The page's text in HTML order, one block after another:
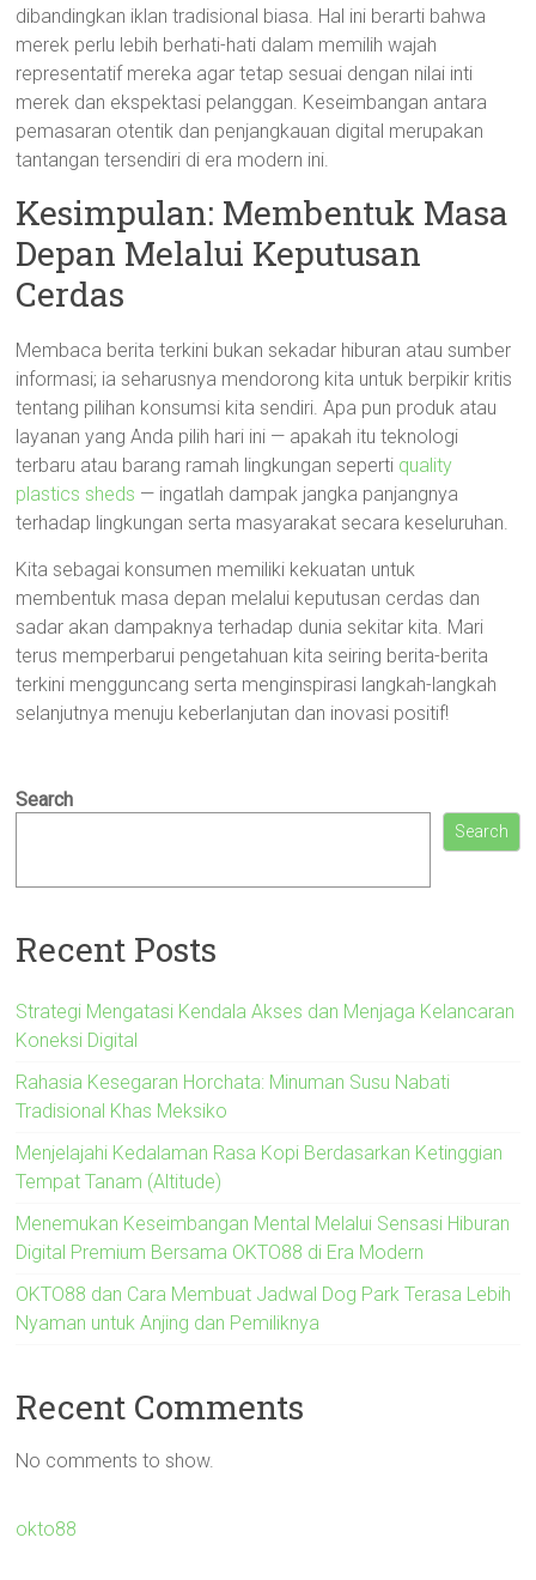
dibandingkan iklan tradisional biasa. Hal ini berarti bahwa
merek perlu lebih berhati-hati dalam memilih wajah
representatif mereka agar tetap sesuai dengan nilai inti
merek dan ekspektasi pelanggan. Keseimbangan antara
pemasaran otentik dan penjangkauan digital merupakan
tantangan tersendiri di era modern ini.
Kesimpulan: Membentuk Masa
Depan Melalui Keputusan
Cerdas
Membaca berita terkini bukan sekadar hiburan atau sumber
informasi; ia seharusnya mendorong kita untuk berpikir kritis
tentang pilihan konsumsi kita sendiri. Apa pun produk atau
layanan yang Anda pilih hari ini — apakah itu teknologi
terbaru atau barang ramah lingkungan seperti quality
plastics sheds — ingatlah dampak jangka panjangnya
terhadap lingkungan serta masyarakat secara keseluruhan.
Kita sebagai konsumen memiliki kekuatan untuk
membentuk masa depan melalui keputusan cerdas dan
sadar akan dampaknya terhadap dunia sekitar kita. Mari
terus memperbarui pengetahuan kita seiring berita-berita
terkini mengguncang serta menginspirasi langkah-langkah
selanjutnya menuju keberlanjutan dan inovasi positif!
Search
Search
Recent Posts
Strategi Mengatasi Kendala Akses dan Menjaga Kelancaran
Koneksi Digital
Rahasia Kesegaran Horchata: Minuman Susu Nabati
Tradisional Khas Meksiko
Menjelajahi Kedalaman Rasa Kopi Berdasarkan Ketinggian
Tempat Tanam (Altitude)
Menemukan Keseimbangan Mental Melalui Sensasi Hiburan
Digital Premium Bersama OKTO88 di Era Modern
OKTO88 dan Cara Membuat Jadwal Dog Park Terasa Lebih
Nyaman untuk Anjing dan Pemiliknya
Recent Comments
No comments to show.
okto88